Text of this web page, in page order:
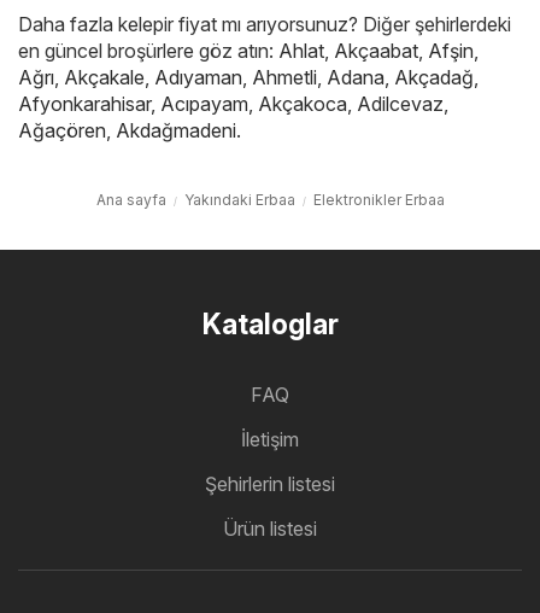
Daha fazla kelepir fiyat mı arıyorsunuz? Diğer şehirlerdeki
en güncel broşürlere göz atın: Ahlat, Akçaabat, Afşin,
Ağrı, Akçakale, Adıyaman, Ahmetli, Adana, Akçadağ,
Afyonkarahisar, Acıpayam, Akçakoca, Adilcevaz,
Ağaçören, Akdağmadeni.
Ana sayfa Yakındaki Erbaa Elektronikler Erbaa
Kataloglar
FAQ
İletişim
Şehirlerin listesi
Ürün listesi